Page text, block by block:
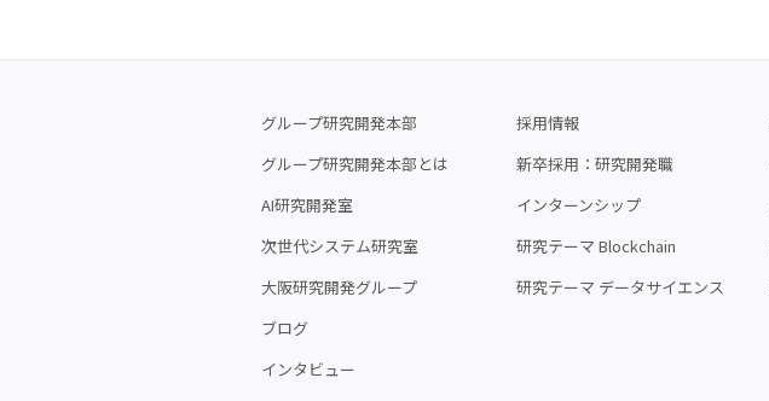
グループ研究開発本部
グループ研究開発本部とは
AI研究開発室
次世代システム研究室
大阪研究開発グループ
ブログ
インタビュー
採用情報
新卒採用：研究開発職
インターンシップ
研究テーマ Blockchain
研究テーマ データサイエンス